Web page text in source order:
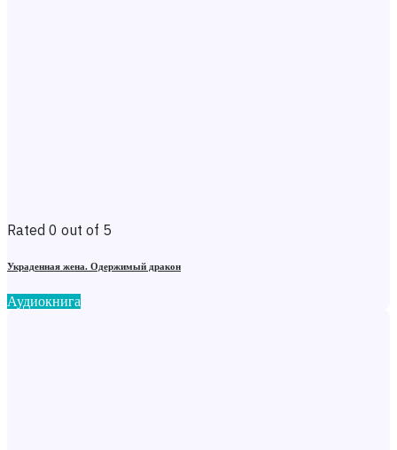
Rated 0 out of 5
Украденная жена. Одержимый дракон
Аудиокнига